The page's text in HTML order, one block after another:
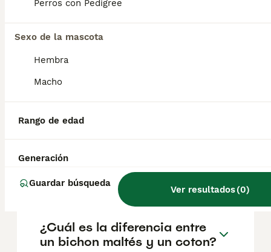
Perros con Pedigree
Sexo de la mascota
Hembra
Macho
Rango de edad
Generación
Guardar búsqueda
Ver resultados(0)
Informarse bien y comparar opciones antes
decisión.
mucho?
¿Cómo son los cotones de
tulear?
¿Cuál es la diferencia entre
un bichon maltés y un coton?